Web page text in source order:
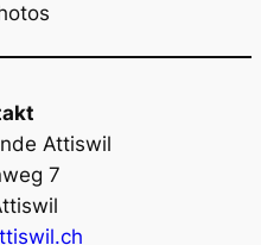
Attiswil
7